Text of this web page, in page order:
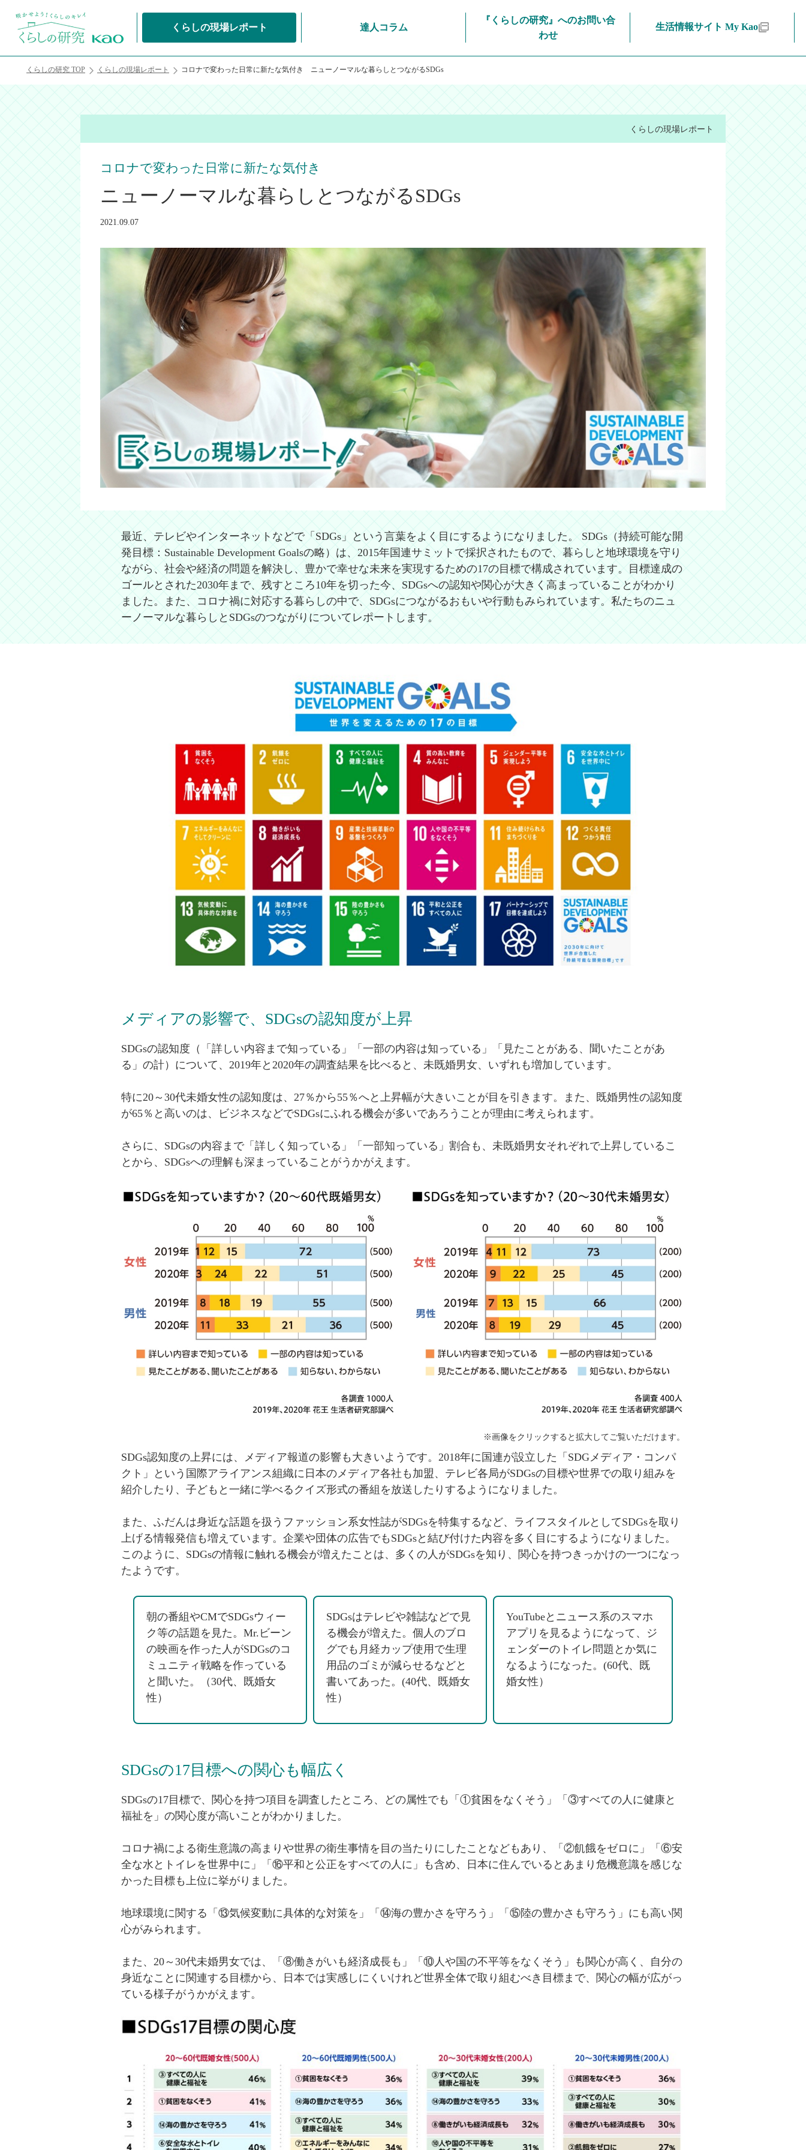
くらしの現場レポート 達人コラム
『くらしの研究』へのお問い合
わせ
生活情報サイト My Kao
くらしの研究 TOP くらしの現場レポート コロナで変わった日常に新たな気付き ニューノーマルな暮らしとつながるSDGs
くらしの現場レポート
コロナで変わった日常に新たな気付き
ニューノーマルな暮らしとつながるSDGs
2021.09.07
最近、テレビやインターネットなどで「SDGs」という言葉をよく目にするようになりました。 SDGs（持続可能な開
発目標：Sustainable Development Goalsの略）は、2015年国連サミットで採択されたもので、暮らしと地球環境を守り
ながら、社会や経済の問題を解決し、豊かで幸せな未来を実現するための17の目標で構成されています。目標達成の
ゴールとされた2030年まで、残すところ10年を切った今、SDGsへの認知や関心が大きく高まっていることがわかり
ました。また、コロナ禍に対応する暮らしの中で、SDGsにつながるおもいや行動もみられています。私たちのニュ
ーノーマルな暮らしとSDGsのつながりについてレポートします。
メディアの影響で、SDGsの認知度が上昇
SDGsの認知度（「詳しい内容まで知っている」「一部の内容は知っている」「見たことがある、聞いたことがあ
る」の計）について、2019年と2020年の調査結果を比べると、未既婚男女、いずれも増加しています。
特に20～30代未婚女性の認知度は、27％から55％へと上昇幅が大きいことが目を引きます。また、既婚男性の認知度
が65％と高いのは、ビジネスなどでSDGsにふれる機会が多いであろうことが理由に考えられます。
さらに、SDGsの内容まで「詳しく知っている」「一部知っている」割合も、未既婚男女それぞれで上昇しているこ
とから、SDGsへの理解も深まっていることがうかがえます。
※画像をクリックすると拡大してご覧いただけます。
SDGs認知度の上昇には、メディア報道の影響も大きいようです。2018年に国連が設立した「SDGメディア・コンパ
クト」という国際アライアンス組織に日本のメディア各社も加盟、テレビ各局がSDGsの目標や世界での取り組みを
紹介したり、子どもと一緒に学べるクイズ形式の番組を放送したりするようになりました。
また、ふだんは身近な話題を扱うファッション系女性誌がSDGsを特集するなど、ライフスタイルとしてSDGsを取り
上げる情報発信も増えています。企業や団体の広告でもSDGsと結び付けた内容を多く目にするようになりました。
このように、SDGsの情報に触れる機会が増えたことは、多くの人がSDGsを知り、関心を持つきっかけの一つになっ
たようです。
朝の番組やCMでSDGsウィー
ク等の話題を見た。Mr.ビーン
の映画を作った人がSDGsのコ
ミュニティ戦略を作っている
と聞いた。（30代、既婚女
性）
SDGsはテレビや雑誌などで見
る機会が増えた。個人のブロ
グでも月経カップ使用で生理
用品のゴミが減らせるなどと
書いてあった。(40代、既婚女
性）
YouTubeとニュース系のスマホ
アプリを見るようになって、ジ
ェンダーのトイレ問題とか気に
なるようになった。(60代、既
婚女性）
SDGsの17目標への関心も幅広く
SDGsの17目標で、関心を持つ項目を調査したところ、どの属性でも「①貧困をなくそう」「③すべての人に健康と
福祉を」の関心度が高いことがわかりました。
コロナ禍による衛生意識の高まりや世界の衛生事情を目の当たりにしたことなどもあり、「②飢餓をゼロに」「⑥安
全な水とトイレを世界中に」「⑯平和と公正をすべての人に」も含め、日本に住んでいるとあまり危機意識を感じな
かった目標も上位に挙がりました。
地球環境に関する「⑬気候変動に具体的な対策を」「⑭海の豊かさを守ろう」「⑮陸の豊かさも守ろう」にも高い関
心がみられます。
また、20～30代未婚男女では、「⑧働きがいも経済成長も」「⑩人や国の不平等をなくそう」も関心が高く、自分の
身近なことに関連する目標から、日本では実感しにくいけれど世界全体で取り組むべき目標まで、関心の幅が広がっ
ている様子がうかがえます。